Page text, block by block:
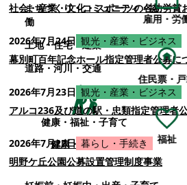
まちづくり・コミュニティ・協
働
土地・住宅・建築
道路・河川・交通
健康・福祉・子育て
健康・福祉・子育て
社会・産業・文化・スポーツの各功労
2026年7月24日 観光・産業・ビジネス
幕別町百年記念ホール指定管理者公募に
2026年7月23日 観光・産業・ビジネス
アルコ236及び道の駅・忠類指定管理者
2026年7月22日 暮らし・手続き
明野ケ丘公園公募設置管理制度事業
雇用・労
住民票・
福祉